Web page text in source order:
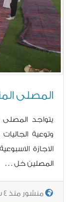
المصلى
يتواجد المصلى
وتوعية
الاجازة
المصلين خل . . .
منشور منذ 4 سنة